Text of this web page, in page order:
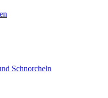
Schnorcheln